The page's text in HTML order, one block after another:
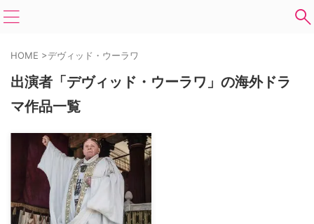
HOME >デヴィッド・ウーラワ
出演者「デヴィッド・ウーラワ」の海外ドラ
マ作品一覧